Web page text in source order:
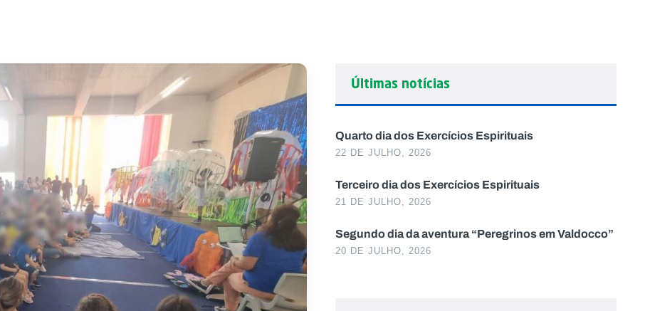
Últimas notícias
Quarto dia dos Exercícios Espirituais
22 DE JULHO, 2026
Terceiro dia dos Exercícios Espirituais
21 DE JULHO, 2026
Segundo dia da aventura “Peregrinos em Valdocco”
20 DE JULHO, 2026